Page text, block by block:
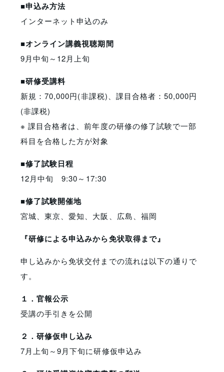
■申込み方法
インターネット申込のみ
■オンライン講義視聴期間
9月中旬～12月上旬
■研修受講料
新規：70,000円(非課税)、課目合格者：50,000円
(非課税)
※ 課目合格者は、前年度の研修の修了試験で一部
科目を合格した方が対象
■修了試験日程
12月中旬 9:30～17:30
■修了試験開催地
宮城、東京、愛知、大阪、広島、福岡
『研修による申込みから免状取得まで』
申し込みから免状交付までの流れは以下の通りで
す。
１．官報公示
受講の手引きを公開
２．研修仮申し込み
7月上旬～9月下旬に研修仮申込み